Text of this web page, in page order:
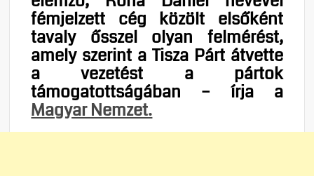
fémjelzett cég közölt elsőként
tavaly ősszel olyan felmérést,
amely szerint a Tisza Párt átvette
a vezetést a pártok
támogatottságában – írja a
Magyar Nemzet.